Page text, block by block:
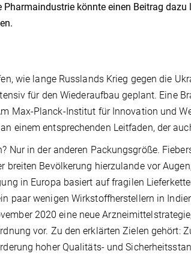
Pharmaindus­trie könnte einen Beitrag
wie lange Russlands Krieg gegen die
für den Wiederaufbau geplant. Eine
Max-Planck-Institut für Innovation und
einem entsprechenden Leitfaden, der
Nur in der anderen Packungsgröße.
breiten Bevölkerung hierzulande vor
in Europa basiert auf fragilen
paar wenigen Wirkstoffherstellern in
2020 eine neue
vor. Zu den erklärten Zielen
hoher Qualitäts- und